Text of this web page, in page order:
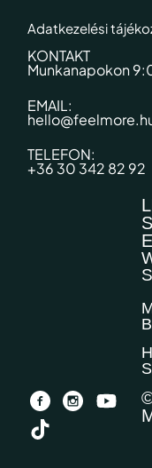
Adatkezelési
KONTAKT
Munkanapokon
EMAIL:
TELEFON:
+36 30 342 82 92